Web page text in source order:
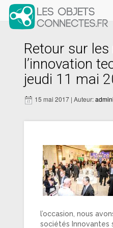
Retour sur
l’innovation
jeudi 11 mai
15 mai 2017 | Auteur:
l’occasion, nous
sociétés Innovantes